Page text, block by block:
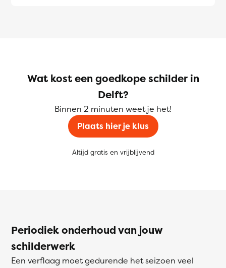
Wat kost een goedkope schilder in
Delft?
Binnen 2 minuten weet je het!
Plaats hier je klus
Altijd gratis en vrijblijvend
Periodiek onderhoud van jouw
schilderwerk
Een verflaag moet gedurende het seizoen veel